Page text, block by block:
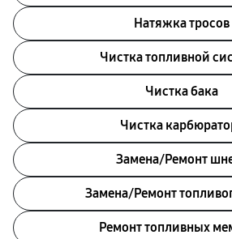
Натяжка тросов
Чистка топливной
Чистка бака
Чистка
Замена/Pемонт
Замена/Pемонт
Ремонт топливных